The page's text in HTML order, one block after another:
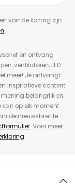
van de korting zijn
.
en ontvang
ventilatoren, LED-
meer! Je ontvangt
inspiratieve content.
belangrijk en
kan op elk moment
de nieuwsbrief te
. Voor meer
.